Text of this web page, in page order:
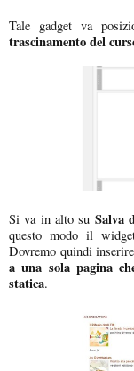
Tale gadget va
trascinamento del
Si va in alto su Salva
questo modo il
Dovremo quindi
a una sola pagina
statica.